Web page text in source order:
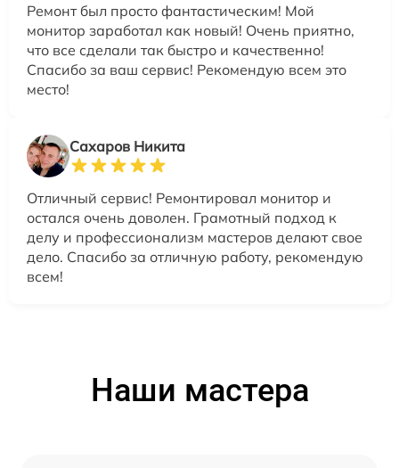
Ремонт был просто фантастическим! Мой
монитор заработал как новый! Очень приятно,
что все сделали так быстро и качественно!
Спасибо за ваш сервис! Рекомендую всем это
место!
Сахаров Никита
Отличный сервис! Ремонтировал монитор и
остался очень доволен. Грамотный подход к
делу и профессионализм мастеров делают свое
дело. Спасибо за отличную работу, рекомендую
всем!
Наши мастера